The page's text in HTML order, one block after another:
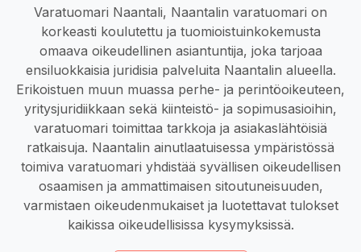
Varatuomari Naantali, Naantalin varatuomari on
korkeasti koulutettu ja tuomioistuinkokemusta
omaava oikeudellinen asiantuntija, joka tarjoaa
ensiluokkaisia juridisia palveluita Naantalin alueella.
Erikoistuen muun muassa perhe- ja perintöoikeuteen,
yritysjuridiikkaan sekä kiinteistö- ja sopimusasioihin,
varatuomari toimittaa tarkkoja ja asiakaslähtöisiä
ratkaisuja. Naantalin ainutlaatuisessa ympäristössä
toimiva varatuomari yhdistää syvällisen oikeudellisen
osaamisen ja ammattimaisen sitoutuneisuuden,
varmistaen oikeudenmukaiset ja luotettavat tulokset
kaikissa oikeudellisissa kysymyksissä.